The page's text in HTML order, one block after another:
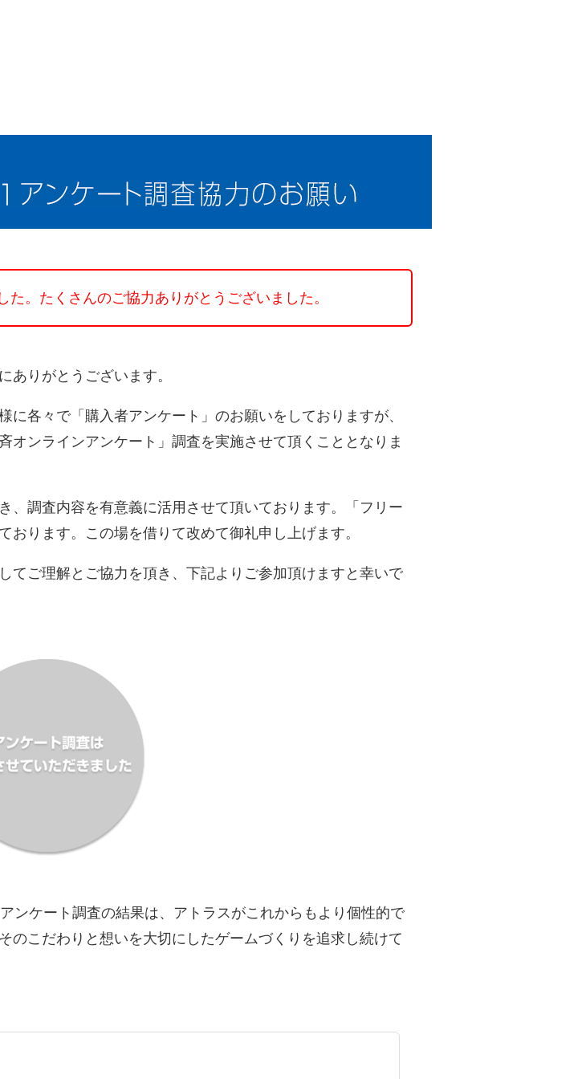
た。 たくさんのご協力ありがとうございました。
ありがとうございます。
各々で「購入者アンケート」のお願いをしておりますが、
オンラインアンケート」調査を実施させて頂くこととなりま
、調査内容を有意義に活用させて頂いております。「フリー
ります。この場を借りて改めて御礼申し上げます。
てご理解とご協力を頂き、下記よりご参加頂けますと幸いで
ンケート調査の結果は、アトラスがこれからもより個性的で
のこだわりと想いを大切にしたゲームづくりを追求し続けて